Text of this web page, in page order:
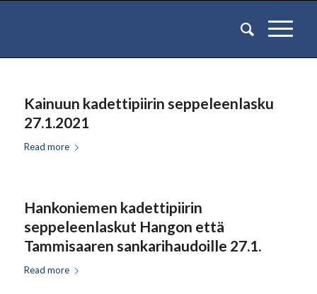
Kainuun kadettipiirin seppeleenlasku
27.1.2021
Read more
Hankoniemen kadettipiirin
seppeleenlaskut Hangon että
Tammisaaren sankarihaudoille 27.1.
Read more